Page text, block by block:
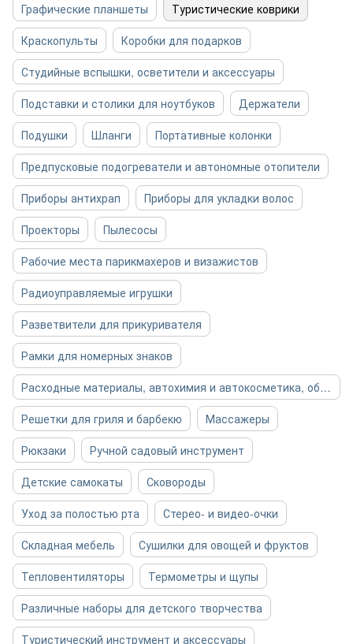
Графические планшеты
Туристические коврики
Краскопульты
Коробки для подарков
Студийные вспышки, осветители и аксессуары
Подставки и столики для ноутбуков
Держатели
Подушки
Шланги
Портативные колонки
Предпусковые подогреватели и автономные отопители
Приборы антихрап
Приборы для укладки волос
Проекторы
Пылесосы
Рабочие места парикмахеров и визажистов
Радиоуправляемые игрушки
Разветвители для прикуривателя
Рамки для номерных знаков
Расходные материалы, автохимия и автокосметика, общее
Решетки для гриля и барбекю
Массажеры
Рюкзаки
Ручной садовый инструмент
Детские самокаты
Сковороды
Уход за полостью рта
Стерео- и видео-очки
Складная мебель
Сушилки для овощей и фруктов
Тепловентиляторы
Термометры и щупы
Различные наборы для детского творчества
Туристический инструмент и аксессуары